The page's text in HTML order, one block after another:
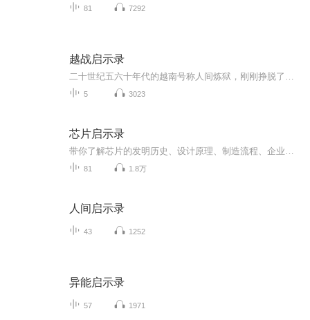
81 7292
越战启示录
5 3023
芯片启示录
81 1.8万
人间启示录
43 1252
异能启示录
57 1971